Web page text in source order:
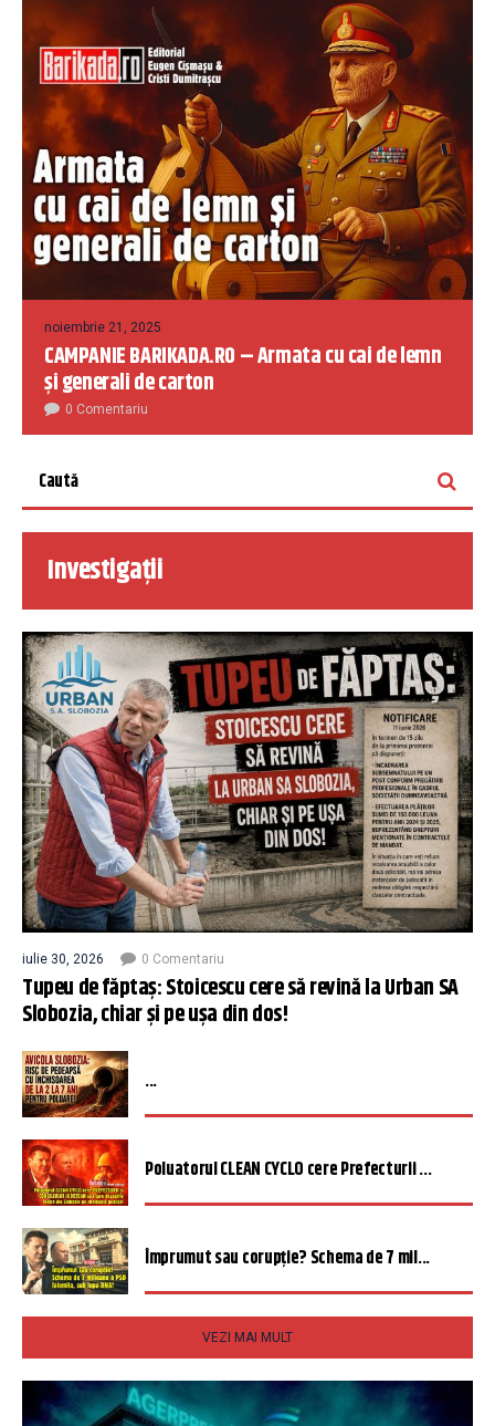
noiembrie 21, 2025
CAMPANIE BARIKADA.RO – Armata cu cai de lemn
și generali de carton
0 Comentariu
Investigații
iulie 30, 2026 0 Comentariu
Tupeu de făptaș: Stoicescu cere să revină la Urban SA
Slobozia, chiar și pe ușa din dos!
...
Poluatorul CLEAN CYCLO cere Prefecturii ...
Împrumut sau corupție? Schema de 7 mil...
VEZI MAI MULT